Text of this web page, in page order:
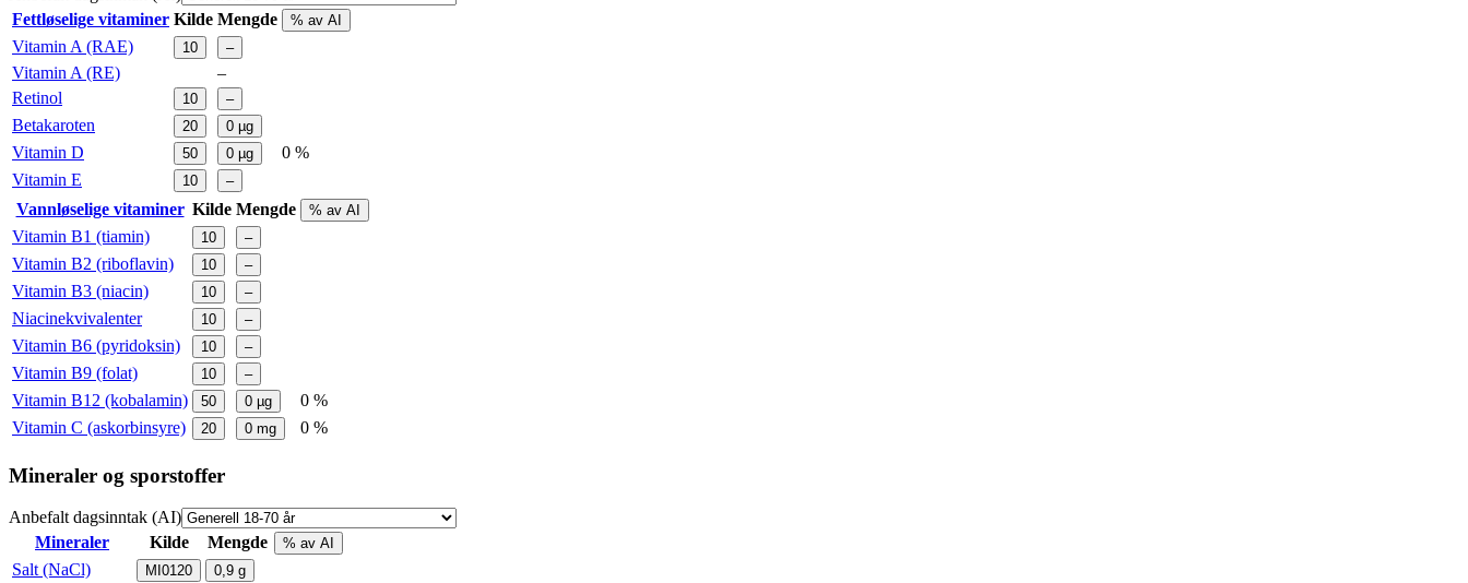
Fettløselige vitaminer Kilde Mengde % av AI
Vitamin A (RAE) 10 –
Vitamin A (RE)
–
Retinol
10 –
Betakaroten 20 0 µg
Vitamin D 50 0 µg
0 %
Vitamin E
10 –
Vannløselige vitaminer Kilde Mengde % av AI
Vitamin B1 (tiamin) 10 –
Vitamin B2 (riboflavin) 10 –
Vitamin B3 (niacin) 10 –
Niacinekvivalenter 10 –
Vitamin B6 (pyridoksin) 10 –
Vitamin B9 (folat) 10 –
Vitamin B12 (kobalamin) 50 0 µg
0 %
Vitamin C (askorbinsyre)
20 0 mg 0 %
Mineraler og sporstoffer
Anbefalt dagsinntak (AI)
Mineraler
Kilde Mengde % av AI
Salt (NaCl) MI0120 0,9 g